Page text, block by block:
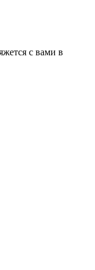
с вами в